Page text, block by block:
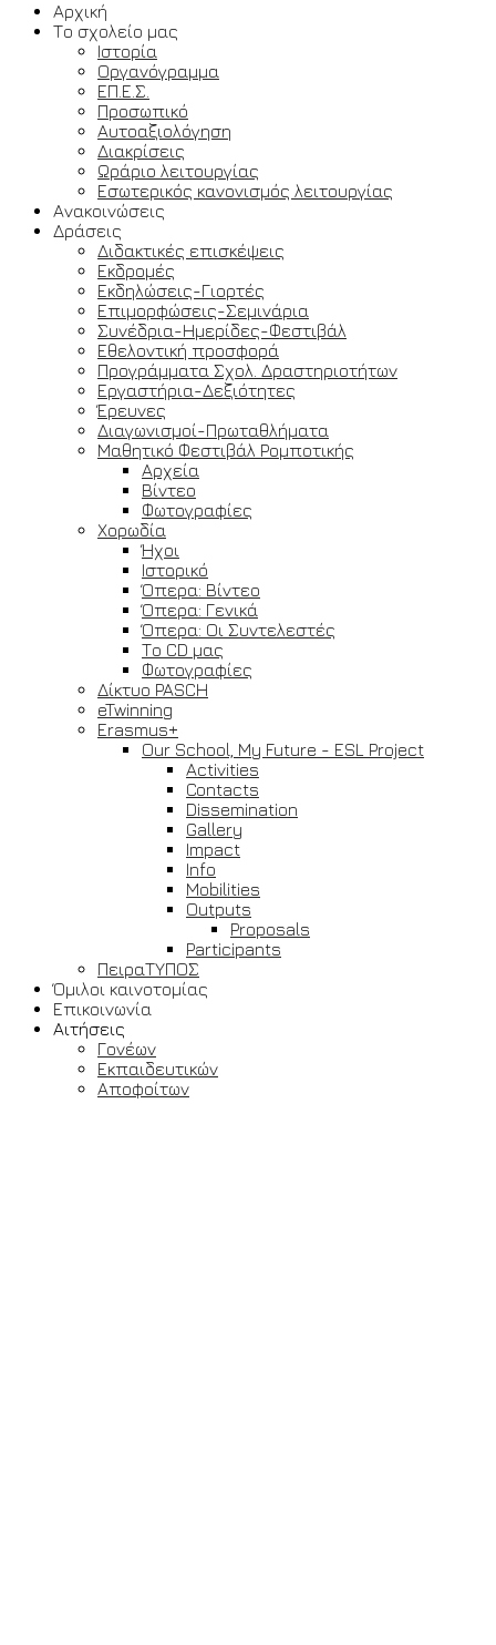
Αρχική
Το σχολείο μας
Ιστορία
Οργανόγραμμα
ΕΠ.Ε.Σ.
Προσωπικό
Αυτοαξιολόγηση
Διακρίσεις
Ωράριο λειτουργίας
Εσωτερικός κανονισμός λειτουργίας
Ανακοινώσεις
Δράσεις
Διδακτικές επισκέψεις
Εκδρομές
Εκδηλώσεις-Γιορτές
Επιμορφώσεις-Σεμινάρια
Συνέδρια-Ημερίδες-Φεστιβάλ
Εθελοντική προσφορά
Προγράμματα Σχολ. Δραστηριοτήτων
Εργαστήρια-Δεξιότητες
Έρευνες
Διαγωνισμοί-Πρωταθλήματα
Μαθητικό Φεστιβάλ Ρομποτικής
Αρχεία
Βίντεο
Φωτογραφίες
Χορωδία
Ήχοι
Ιστορικό
Όπερα: Βίντεο
Όπερα: Γενικά
Όπερα: Οι Συντελεστές
Το CD μας
Φωτογραφίες
Δίκτυο PASCH
eTwinning
Erasmus+
Our School, My Future - ESL Project
Activities
Contacts
Dissemination
Gallery
Impact
Info
Mobilities
Outputs
Proposals
Participants
ΠειραΤΥΠΟΣ
Όμιλοι καινοτομίας
Επικοινωνία
Αιτήσεις
Γονέων
Εκπαιδευτικών
Αποφοίτων